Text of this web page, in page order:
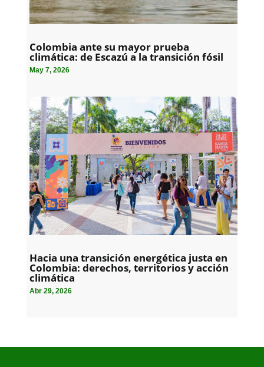
Colombia ante su mayor prueba
climática: de Escazú a la transición fósil
May 7, 2026
Hacia una transición energética justa en
Colombia: derechos, territorios y acción
climática
Abr 29, 2026